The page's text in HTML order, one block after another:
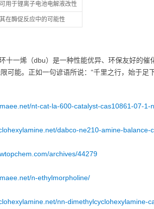
用于锂离子电池电解液改性
在酶促反应中的可能性
十一烯（dbu）是一种性能优异、环保友好的
可能。正如一句谚语所说：“千里之行，始于
nt-cat-la-600-catalyst-cas10861-07-1-
dabco-ne210-amine-balance-
archives/44279
n-ethylmorpholine/
nn-dimethylcyclohexylamine-